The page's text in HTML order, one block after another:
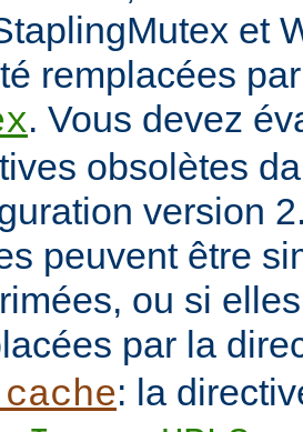
et
remplacées
. Vous devez
obsolètes
version
peuvent être
ou si
par la
: la